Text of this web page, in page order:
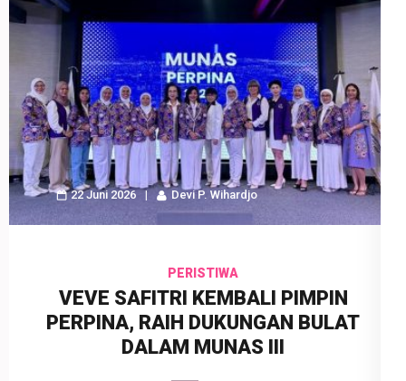
22 Juni 2026 Devi P. Wihardjo
PERISTIWA
VEVE SAFITRI KEMBALI PIMPIN
PERPINA, RAIH DUKUNGAN BULAT
DALAM MUNAS III